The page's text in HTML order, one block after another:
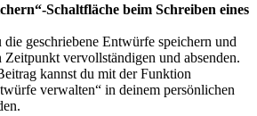
Schaltfläche beim Schreiben eines
geschriebene Entwürfe speichern und
Zeitpunkt vervollständigen und absenden.
kannst du mit der Funktion
verwalten“ in deinem persönlichen